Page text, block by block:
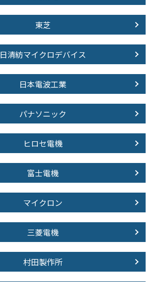
東芝
日清紡マイクロデバイス
日本電波工業
パナソニック
ヒロセ電機
富士電機
マイクロン
三菱電機
村田製作所